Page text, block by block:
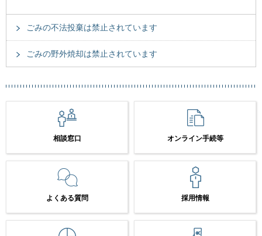
ごみの不法投棄は禁止されています
ごみの野外焼却は禁止されています
相談窓口 オンライン手続等
よくある質問 採用情報